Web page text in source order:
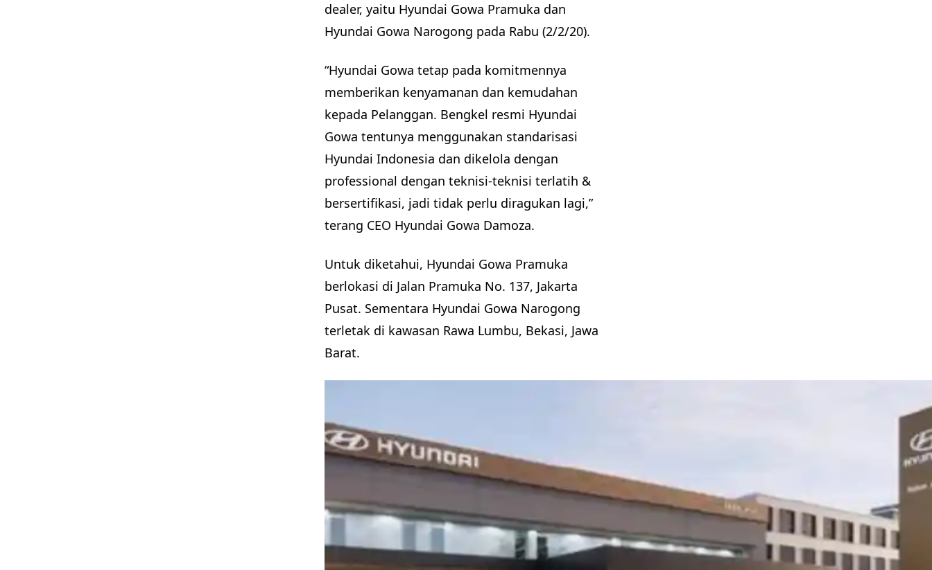
dealer, yaitu Hyundai Gowa Pramuka dan
Hyundai Gowa Narogong pada Rabu (2/2/20).
“Hyundai Gowa tetap pada komitmennya
memberikan kenyamanan dan kemudahan
kepada Pelanggan. Bengkel resmi Hyundai
Gowa tentunya menggunakan standarisasi
Hyundai Indonesia dan dikelola dengan
professional dengan teknisi-teknisi terlatih &
bersertifikasi, jadi tidak perlu diragukan lagi,”
terang CEO Hyundai Gowa Damoza.
Untuk diketahui, Hyundai Gowa Pramuka
berlokasi di Jalan Pramuka No. 137, Jakarta
Pusat. Sementara Hyundai Gowa Narogong
terletak di kawasan Rawa Lumbu, Bekasi, Jawa
Barat.